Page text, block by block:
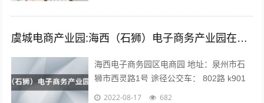
虞城电商产业园:海西（石狮）电子商务产业园在哪？
海西电子商务园区电商园 地址：泉州市石
狮市西灵路1号 途径公交车： 802路 k901
路 k902路到石狮服装城南区公交站下车向
2022-08-17 682